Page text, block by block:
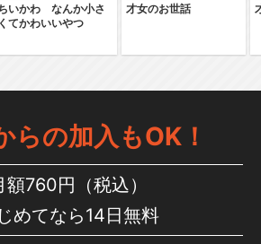
いかわ なんか小さ
くてかわいいやつ
才女のお世話
らの加入もOK！
額760円（税込）
めてなら14日無料